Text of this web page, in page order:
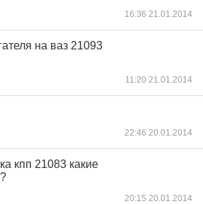
16:36 21.01.2014
на ваз 21093
11:20 21.01.2014
22:46 20.01.2014
кпп 21083 какие
20:15 20.01.2014